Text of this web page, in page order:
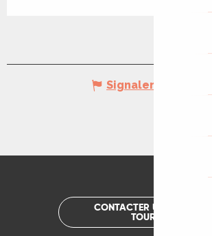
Signaler une erreur
CONTACTER UN OFFICE DE
TOURISME